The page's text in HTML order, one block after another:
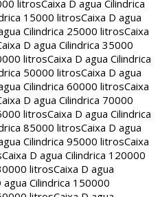
litrosCaixa D agua Cilindrica
15000 litrosCaixa D agua
Cilindrica 25000 litrosCaixa
D agua Cilindrica 35000
litrosCaixa D agua Cilindrica
50000 litrosCaixa D agua
Cilindrica 60000 litrosCaixa
D agua Cilindrica 70000
litrosCaixa D agua Cilindrica
85000 litrosCaixa D agua
Cilindrica 95000 litrosCaixa
Caixa D agua Cilindrica 120000
litrosCaixa D agua
agua Cilindrica 150000